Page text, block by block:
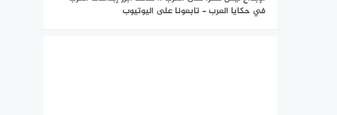
في حكايا العرب - تابعونا على اليوتيوب